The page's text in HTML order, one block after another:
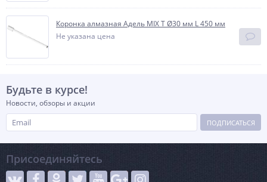
Коронка алмазная Адель MIX T Ø30 мм L 450 мм
Не указана цена
Будьте в курсе!
Новости, обзоры и акции
ПОДПИСАТЬСЯ
Присоединяйтесь